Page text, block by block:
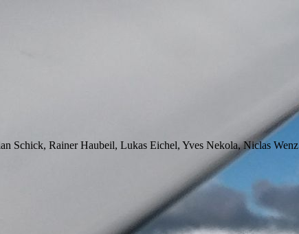
Schick, Rainer Haubeil, Lukas Eichel, Yves Nekola, Niclas Wenz